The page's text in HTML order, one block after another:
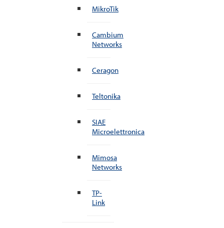
MikroTik
Cambium
Networks
Ceragon
Teltonika
SIAE
Microelettronica
Mimosa
Networks
TP-
Link